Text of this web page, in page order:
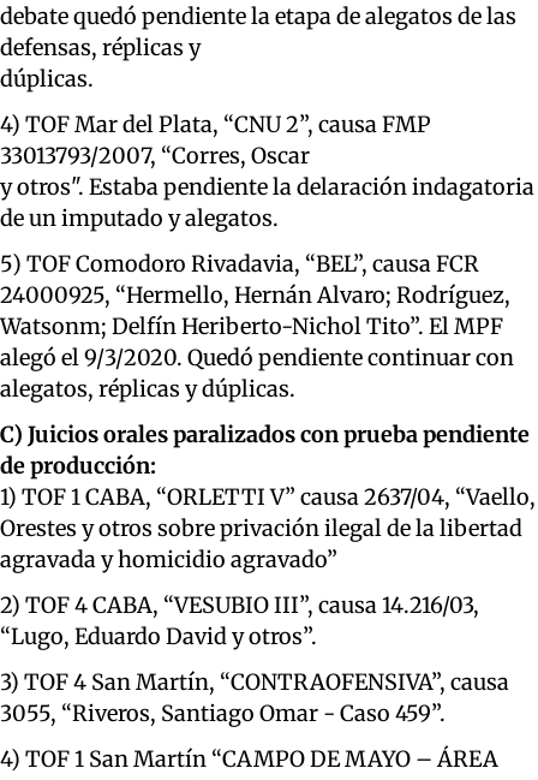
debate quedó pendiente la etapa de alegatos de las
defensas, réplicas y
dúplicas.
4) TOF Mar del Plata, “CNU 2”, causa FMP
33013793/2007, “Corres, Oscar
y otros". Estaba pendiente la delaración indagatoria
de un imputado y alegatos.
5) TOF Comodoro Rivadavia, “BEL”, causa FCR
24000925, “Hermello, Hernán Alvaro; Rodríguez,
Watsonm; Delfín Heriberto-Nichol Tito”. El MPF
alegó el 9/3/2020. Quedó pendiente continuar con
alegatos, réplicas y dúplicas.
C) Juicios orales paralizados con prueba pendiente
de producción:
1) TOF 1 CABA, “ORLETTI V” causa 2637/04, “Vaello,
Orestes y otros sobre privación ilegal de la libertad
agravada y homicidio agravado”
2) TOF 4 CABA, “VESUBIO III”, causa 14.216/03,
“Lugo, Eduardo David y otros”.
3) TOF 4 San Martín, “CONTRAOFENSIVA”, causa
3055, “Riveros, Santiago Omar - Caso 459”.
4) TOF 1 San Martín “CAMPO DE MAYO – ÁREA